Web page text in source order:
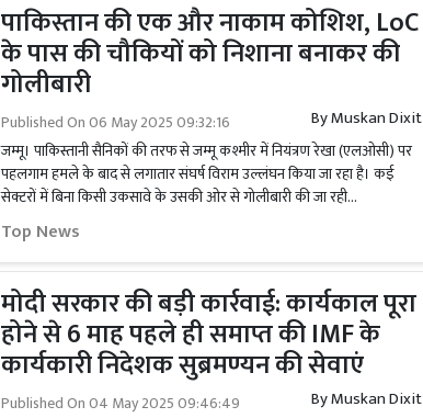
पाकिस्तान की एक और नाकाम कोशिश, LoC
के पास की चौकियों को निशाना बनाकर की
गोलीबारी
Published On06 May 2025 09:32:16 ByMuskan Dixit
जम्मू। पाकिस्तानी सैनिकों की तरफ से जम्मू कश्मीर में नियंत्रण रेखा (एलओसी) पर
पहलगाम हमले के बाद से लगातार संघर्ष विराम उल्लंघन किया जा रहा है। कई
सेक्टरों में बिना किसी उकसावे के उसकी ओर से गोलीबारी की जा रही...
Top News
मोदी सरकार की बड़ी कार्रवाई: कार्यकाल पूरा
होने से 6 माह पहले ही समाप्त की IMF के
कार्यकारी निदेशक सुब्रमण्यन की सेवाएं
Published On04 May 2025 09:46:49 ByMuskan Dixit